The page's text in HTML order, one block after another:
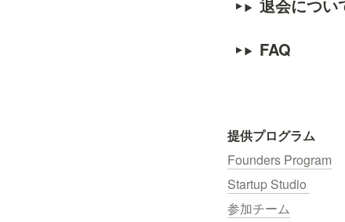
退会につい
FAQ
提供プログラム
Founders Program
Startup Studio
参加チーム